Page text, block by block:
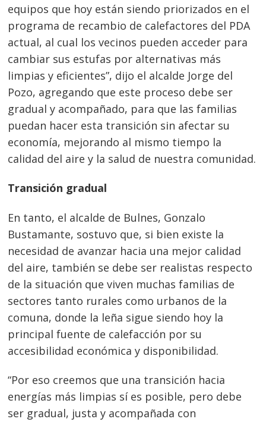
equipos que hoy están siendo priorizados en el
programa de recambio de calefactores del PDA
actual, al cual los vecinos pueden acceder para
cambiar sus estufas por alternativas más
limpias y eficientes”, dijo el alcalde Jorge del
Pozo, agregando que este proceso debe ser
gradual y acompañado, para que las familias
puedan hacer esta transición sin afectar su
economía, mejorando al mismo tiempo la
calidad del aire y la salud de nuestra comunidad.
Transición gradual
En tanto, el alcalde de Bulnes, Gonzalo
Bustamante, sostuvo que, si bien existe la
necesidad de avanzar hacia una mejor calidad
del aire, también se debe ser realistas respecto
de la situación que viven muchas familias de
sectores tanto rurales como urbanos de la
comuna, donde la leña sigue siendo hoy la
principal fuente de calefacción por su
accesibilidad económica y disponibilidad.
“Por eso creemos que una transición hacia
energías más limpias sí es posible, pero debe
ser gradual, justa y acompañada con